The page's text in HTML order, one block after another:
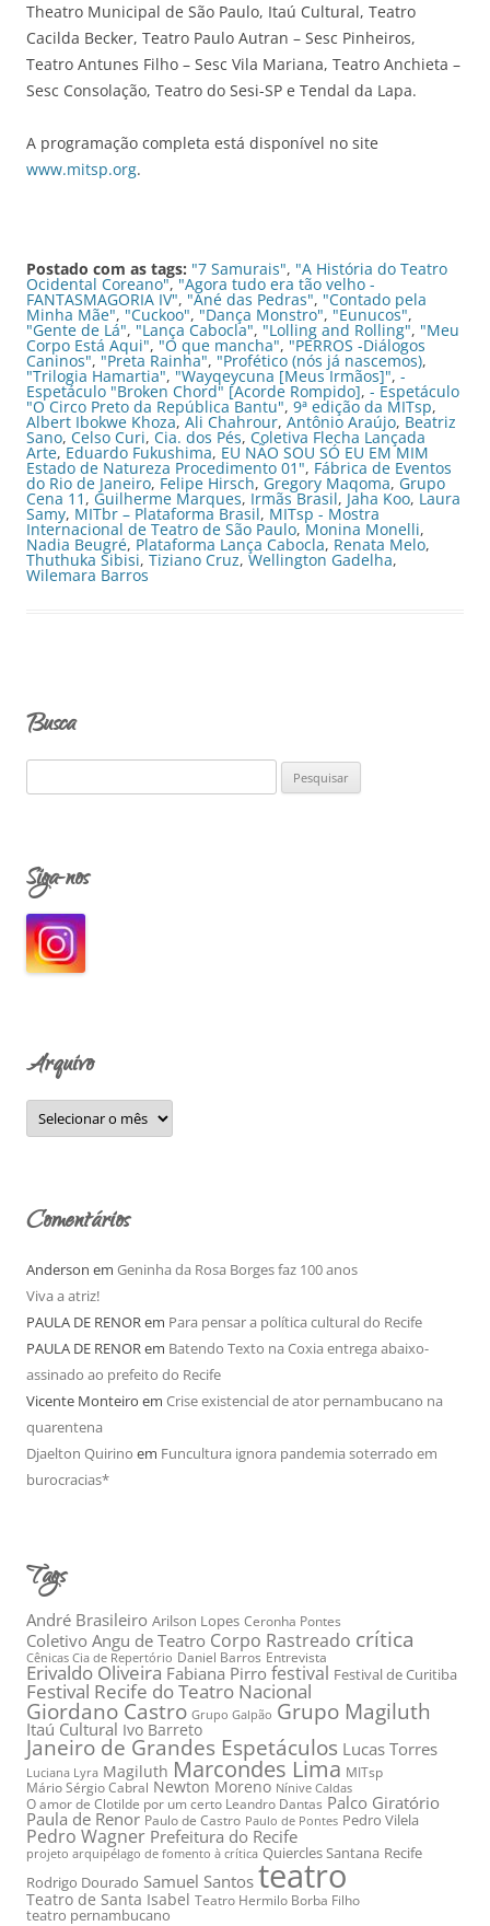
Theatro Municipal de São Paulo, Itaú Cultural, Teatro
Cacilda Becker, Teatro Paulo Autran – Sesc Pinheiros,
Teatro Antunes Filho – Sesc Vila Mariana, Teatro Anchieta –
Sesc Consolação, Teatro do Sesi-SP e Tendal da Lapa.
A programação completa está disponível no site
www.mitsp.org.
Postado com as tags: "7 Samurais", "A História do Teatro
Ocidental Coreano", "Agora tudo era tão velho -
FANTASMAGORIA IV", "Ané das Pedras", "Contado pela
Minha Mãe", "Cuckoo", "Dança Monstro", "Eunucos",
"Gente de Lá", "Lança Cabocla", "Lolling and Rolling", "Meu
Corpo Está Aqui", "O que mancha", "PERROS -Diálogos
Caninos", "Preta Rainha", "Profético (nós já nascemos),
"Trilogia Hamartia", "Wayqeycuna [Meus Irmãos]", -
Espetáculo "Broken Chord" [Acorde Rompido], - Espetáculo
"O Circo Preto da República Bantu", 9ª edição da MITsp,
Albert Ibokwe Khoza, Ali Chahrour, Antônio Araújo, Beatriz
Sano, Celso Curi, Cia. dos Pés, Coletiva Flecha Lançada
Arte, Eduardo Fukushima, EU NÃO SOU SÓ EU EM MIM
Estado de Natureza Procedimento 01", Fábrica de Eventos
do Rio de Janeiro, Felipe Hirsch, Gregory Maqoma, Grupo
Cena 11 , Guilherme Marques, Irmãs Brasil, Jaha Koo, Laura
Samy, MITbr – Plataforma Brasil, MITsp - Mostra
Internacional de Teatro de São Paulo, Monina Monelli,
Nadia Beugré, Plataforma Lança Cabocla, Renata Melo,
Thuthuka Sibisi, Tiziano Cruz, Wellington Gadelha,
Wilemara Barros
Busca
e
u
s
a
r
Siga-nos
Arquivo
A
q
Comentários
Anderson em Geninha da Rosa Borges faz 100 anos
Viva a atriz!
PAULA DE RENORem Para pensar a política cultural do Recife
PAULA DE RENORem Batendo Texto na Coxia entrega abaixo-
assinado ao prefeito do Recife
Vicente Monteiro em Crise existencial de ator pernambucano na
quarentena
Djaelton Quirino em Funcultura ignora pandemia soterrado em
burocracias*
Tags
André Brasileiro Arilson Lopes Ceronha Pontes
Coletivo Angu de Teatro Corpo Rastreado crítica
Cênicas Cia de Repertório Daniel Barros Entrevista
Erivaldo Oliveira Fabiana Pirro festival Festival de Curitiba
Festival Recife do Teatro Nacional
Giordano Castro Grupo Galpão Grupo Magiluth
Itaú Cultural Ivo Barreto
Janeiro de Grandes Espetáculos Lucas Torres
Luciana Lyra Magiluth Marcondes Lima MITsp
Mário Sérgio Cabral Newton Moreno Nínive Caldas
O amor de Clotilde por um certo Leandro Dantas Palco Giratório
Paula de Renor Paulo de Castro Paulo de Pontes Pedro Vilela
Pedro Wagner Prefeitura do Recife
projeto arquipélago de fomento à crítica Quiercles Santana Recife
Rodrigo Dourado Samuel Santos teatro
Teatro de Santa Isabel Teatro Hermilo Borba Filho
teatro pernambucano